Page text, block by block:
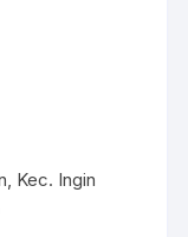
Kec. Ingin